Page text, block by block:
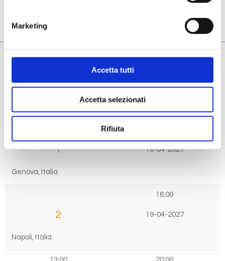
Marketing
Accetta tutti
Accetta selezionati
Rifiuta
Ponti
Giorno Data
1 18-04-2027
Genova, Italia
16:00
2 19-04-2027
Napoli, Italia